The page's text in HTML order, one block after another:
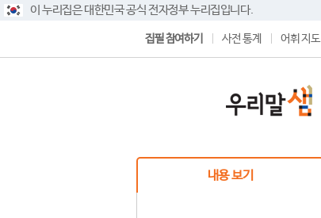
이 누리집은 대한민국 공식 전자정부 누리집입니다.
집필 참여하기 사전 통계 어휘 지도
내용 보기